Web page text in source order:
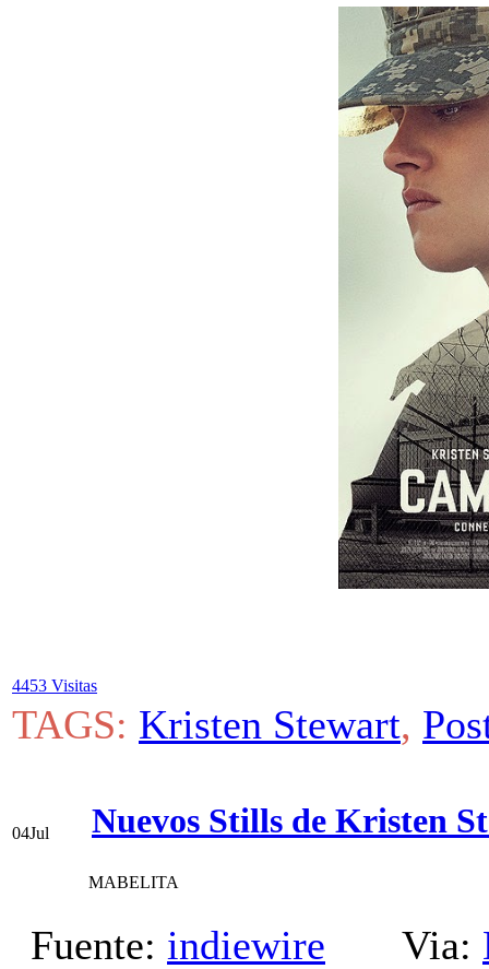
4453 Visitas
TAGS: Kristen Stewart,
04Jul Nuevos Stills de Kristen
MABELITA
Fuente: indiewire Via: